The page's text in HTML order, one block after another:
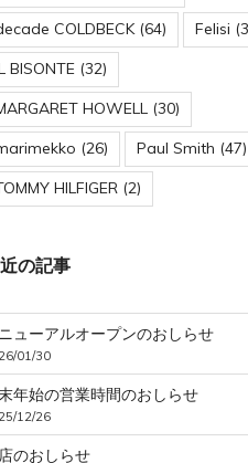
COLDBECK(64) Felisi
BISONTE (32)
HOWELL (30)
(26) Paul Smith (47)
HILFIGER (2)
の記事
ューアルオープンのおしらせ
01/30
年始の営業時間のおしらせ
12/26
のおしらせ